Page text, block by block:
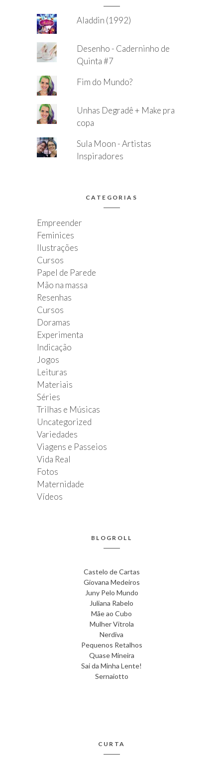
Aladdin (1992)
Desenho - Caderninho de
Quinta #7
Fim do Mundo?
Unhas Degradê + Make pra
copa
Sula Moon - Artistas
Inspiradores
CATEGORIAS
Empreender
Feminices
Ilustrações
Cursos
Papel de Parede
Mão na massa
Resenhas
Cursos
Doramas
Experimenta
Indicação
Jogos
Leituras
Materiais
Séries
Trilhas e Músicas
Uncategorized
Variedades
Viagens e Passeios
Vida Real
Fotos
Maternidade
Vídeos
BLOGROLL
Castelo de Cartas
Giovana Medeiros
Juny Pelo Mundo
Juliana Rabelo
Mãe ao Cubo
Mulher Vitrola
Nerdiva
Pequenos Retalhos
Quase Mineira
Sai da Minha Lente!
Sernaiotto
CURTA